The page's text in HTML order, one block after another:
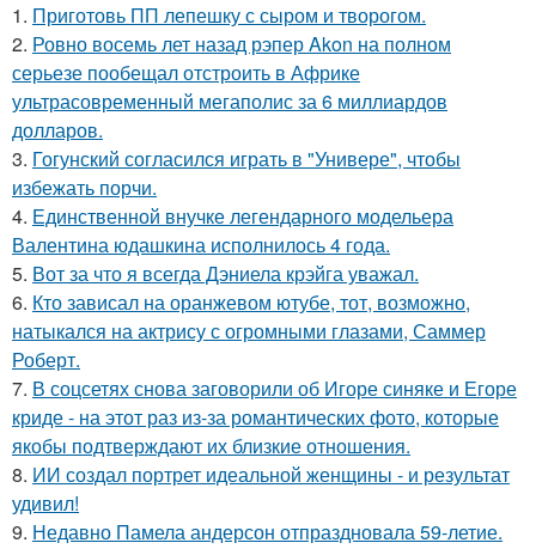
1. Приготовь ПП лепешку с сыром и творогом.
2. Ровно восемь лет назад рэпер Akon на полном
серьезе пообещал отстроить в Африке
ультрасовременный мегаполис за 6 миллиардов
долларов.
3. Гогунский согласился играть в "Универе", чтобы
избежать порчи.
4. Единственной внучке легендарного модельера
Валентина юдашкина исполнилось 4 года.
5. Вот за что я всегда Дэниела крэйга уважал.
6. Кто зависал на оранжевом ютубе, тот, возможно,
натыкался на актрису с огромными глазами, Саммер
Роберт.
7. В соцсетях снова заговорили об Игоре синяке и Егоре
криде - на этот раз из-за романтических фото, которые
якобы подтверждают их близкие отношения.
8. ИИ создал портрет идеальной женщины - и результат
удивил!
9. Недавно Памела андерсон отпраздновала 59-летие.